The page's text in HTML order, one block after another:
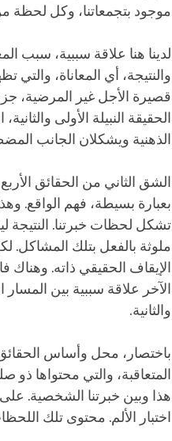
موجود بتجمعاتنا، وكل لحظة
لدينا هنا علاقة سببية، سبب
والنتيجة، أي المعاناة،
قصيرة الأجل غير المرضية،
الحقيقة النبيلة الأولى
الذهنية ويشكلان الجانب
الشق الثاني من الحقائق
بعبارة بسيطة، فهم الواقع.
تشكل لحظات خبرتنا. النتيجة
ملوثة بالفعل بتلك المشاكل.
الإيقاف الحقيقي ذاته. وهناك
الآخر علاقة سببية بين المسار
والثانية.
باختصار، محل وأساس الحقائق
المتعاقبة، والتي محتواها ذو
هذا وبين خبرتنا الشخصية.
اختبار الألم. محتوى تلك